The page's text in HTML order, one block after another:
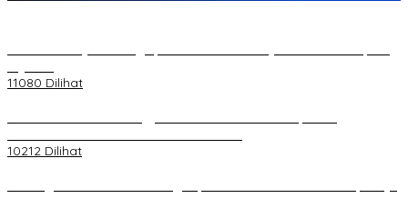
11080 Dilihat
10212 Dilihat